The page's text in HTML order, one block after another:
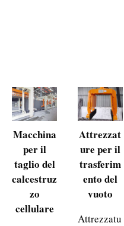
Macchina
per il
taglio del
calcestruz
zo
cellulare
Attrezzat
ure per il
trasferim
ento del
vuoto
Attrezzatu